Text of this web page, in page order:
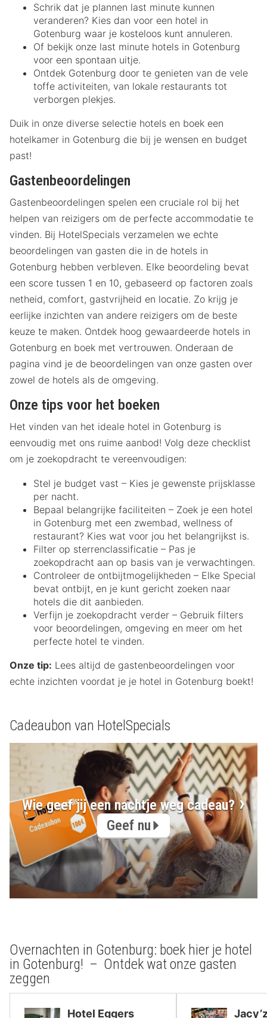
Schrik dat je plannen last minute kunnen
veranderen? Kies dan voor een hotel in
Gotenburg waar je kosteloos kunt annuleren.
Of bekijk onze last minute hotels in Gotenburg
voor een spontaan uitje.
Ontdek Gotenburg door te genieten van de vele
toffe activiteiten, van lokale restaurants tot
verborgen plekjes.
Duik in onze diverse selectie hotels en boek een
hotelkamer in Gotenburg die bij je wensen en budget
past!
Gastenbeoordelingen
Gastenbeoordelingen spelen een cruciale rol bij het
helpen van reizigers om de perfecte accommodatie te
vinden. Bij HotelSpecials verzamelen we echte
beoordelingen van gasten die in de hotels in
Gotenburg hebben verbleven. Elke beoordeling bevat
een score tussen 1 en 10, gebaseerd op factoren zoals
netheid, comfort, gastvrijheid en locatie. Zo krijg je
eerlijke inzichten van andere reizigers om de beste
keuze te maken. Ontdek hoog gewaardeerde hotels in
Gotenburg en boek met vertrouwen. Onderaan de
pagina vind je de beoordelingen van onze gasten over
zowel de hotels als de omgeving.
Onze tips voor het boeken
Het vinden van het ideale hotel in Gotenburg is
eenvoudig met ons ruime aanbod! Volg deze checklist
om je zoekopdracht te vereenvoudigen:
Stel je budget vast – Kies je gewenste prijsklasse
per nacht.
Bepaal belangrijke faciliteiten – Zoek je een hotel
in Gotenburg met een zwembad, wellness of
restaurant? Kies wat voor jou het belangrijkst is.
Filter op sterrenclassificatie – Pas je
zoekopdracht aan op basis van je verwachtingen.
Controleer de ontbijtmogelijkheden – Elke Special
bevat ontbijt, en je kunt gericht zoeken naar
hotels die dit aanbieden.
Verfijn je zoekopdracht verder – Gebruik filters
voor beoordelingen, omgeving en meer om het
perfecte hotel te vinden.
Onze tip: Lees altijd de gastenbeoordelingen voor
echte inzichten voordat je je hotel in Gotenburg boekt!
Cadeaubon van HotelSpecials
Wie geef jij een nachtje weg cadeau?
Geef nu
Overnachten in Gotenburg: boek hier je hotel
in Gotenburg! – Ontdek wat onze gasten
zeggen
Hotel Eggers